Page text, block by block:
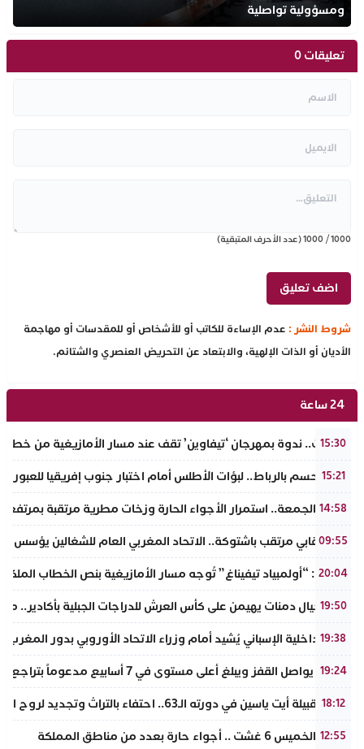
ومسؤولية تواصلية
تعليقات 0
1000
/
1000(عدد الأحرف المتبقية)
شروط النشر : عدم الإساءة للكاتب أو للأشخاص أو للمقدسات أو مهاجمة
الأديان أو الذات الإلهية، والابتعاد عن التحريض العنصري والشتائم.
24 ساعة
15:30
تافراوت.. ندوة بمهرجان ‘تيفاوين’ تقف عند مسار الأمازيغية من
15:21
سبت الحسم بالرباط.. لبؤات الأطلس أمام اختبار جنوب إفريقيا للعبور
14:58
طقس الجمعة.. استمرار الأجواء الحارة وزخات مطرية مرتقبة
09:55
حدث نقابي مرتقب باشتوكة.. الاتحاد المغربي العام للشغالين
20:04
تفراوت: “أولمبياد تيفيناغ” تُوجه مسار الأمازيغية بنص الخطاب الملكي
19:50
نادي أجيال دمنات يهيمن على كأس العرش للدراجات الجبلية بأكادير..
19:38
وزير الداخلية الإسباني يُشيد أمام وزراء الاتحاد الأوروبي بدور
19:24
الذهب يواصل القفز ويبلغ أعلى مستوى في 7 أسابيع مدعوماً بتراجع الدولار وانخفاض عوائد السندات
18:12
ملتقى قبيلة أيت ياسين في دورته الـ63.. احتفاء بالتراث وتجديد لروح الانتماء الوطني
12:55
طقس الخميس 6 غشت .. أجواء حارة بعدد من مناطق المملكة